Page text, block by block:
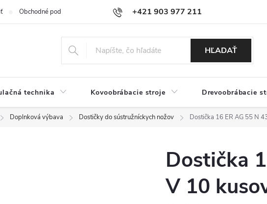
+421 903 977 211
Obchodné podmienky Podmienky ochrany osobných údajov
HĽADAŤ
technika Kovoobrábacie stroje Drevoobrábacie
Doplnková výbava Dostičky do sústružníckych nožov Dostička 16 ER AG 55 N
Dostička
V 10